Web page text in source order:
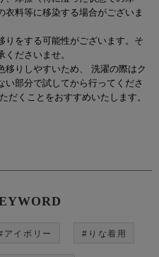
料等に移染する場合がございま
りをする可能性がございます。そ
ださいませ。
りしやすいため、 洗濯の際はク
い部分で試してから行ってくださ
だくことをおすすめいたします。
アイボリー #りな着用